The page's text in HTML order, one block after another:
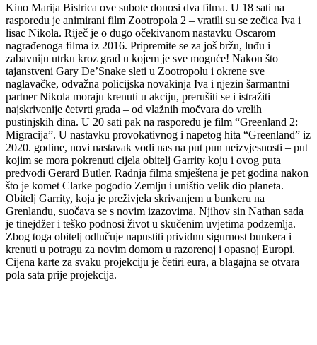
Kino Marija Bistrica ove subote donosi dva filma. U 18 sati na
rasporedu je animirani film Zootropola 2 – vratili su se zečica Iva i
lisac Nikola. Riječ je o dugo očekivanom nastavku Oscarom
nagrađenoga filma iz 2016. Pripremite se za još bržu, luđu i
zabavniju utrku kroz grad u kojem je sve moguće! Nakon što
tajanstveni Gary De’Snake sleti u Zootropolu i okrene sve
naglavačke, odvažna policijska novakinja Iva i njezin šarmantni
partner Nikola moraju krenuti u akciju, prerušiti se i istražiti
najskrivenije četvrti grada – od vlažnih močvara do vrelih
pustinjskih dina. U 20 sati pak na rasporedu je film “Greenland 2:
Migracija”. U nastavku provokativnog i napetog hita “Greenland” iz
2020. godine, novi nastavak vodi nas na put pun neizvjesnosti – put
kojim se mora pokrenuti cijela obitelj Garrity koju i ovog puta
predvodi Gerard Butler. Radnja filma smještena je pet godina nakon
što je komet Clarke pogodio Zemlju i uništio velik dio planeta.
Obitelj Garrity, koja je preživjela skrivanjem u bunkeru na
Grenlandu, suočava se s novim izazovima. Njihov sin Nathan sada
je tinejdžer i teško podnosi život u skučenim uvjetima podzemlja.
Zbog toga obitelj odlučuje napustiti prividnu sigurnost bunkera i
krenuti u potragu za novim domom u razorenoj i opasnoj Europi.
Cijena karte za svaku projekciju je četiri eura, a blagajna se otvara
pola sata prije projekcija.